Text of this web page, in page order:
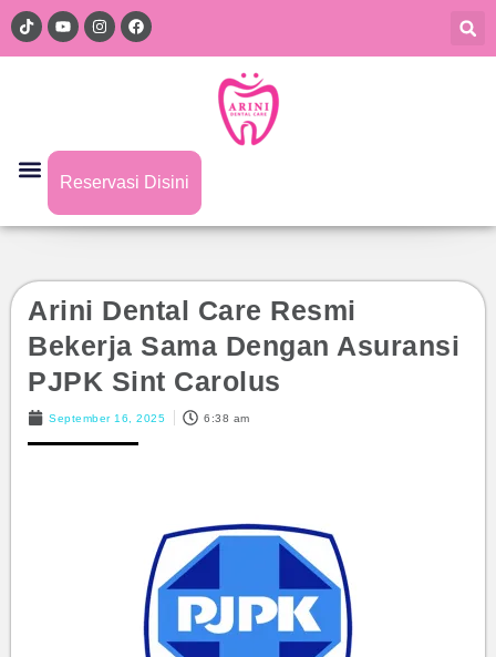
Reservasi Disini
Arini Dental Care Resmi
Bekerja Sama Dengan Asuransi
PJPK Sint Carolus
September 16, 2025 6:38 am